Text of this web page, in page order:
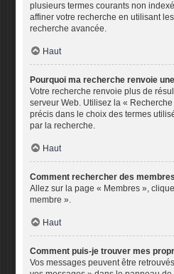
plusieurs termes courants non
affiner votre recherche en utilisant
recherche avancée.
Haut
Pourquoi ma recherche renvoie
Votre recherche renvoie plus de
serveur Web. Utilisez la «
précis dans le choix des termes
par la recherche.
Haut
Comment rechercher des
Allez sur la page « Membres »,
membre ».
Haut
Comment puis-je trouver mes
Vos messages peuvent être